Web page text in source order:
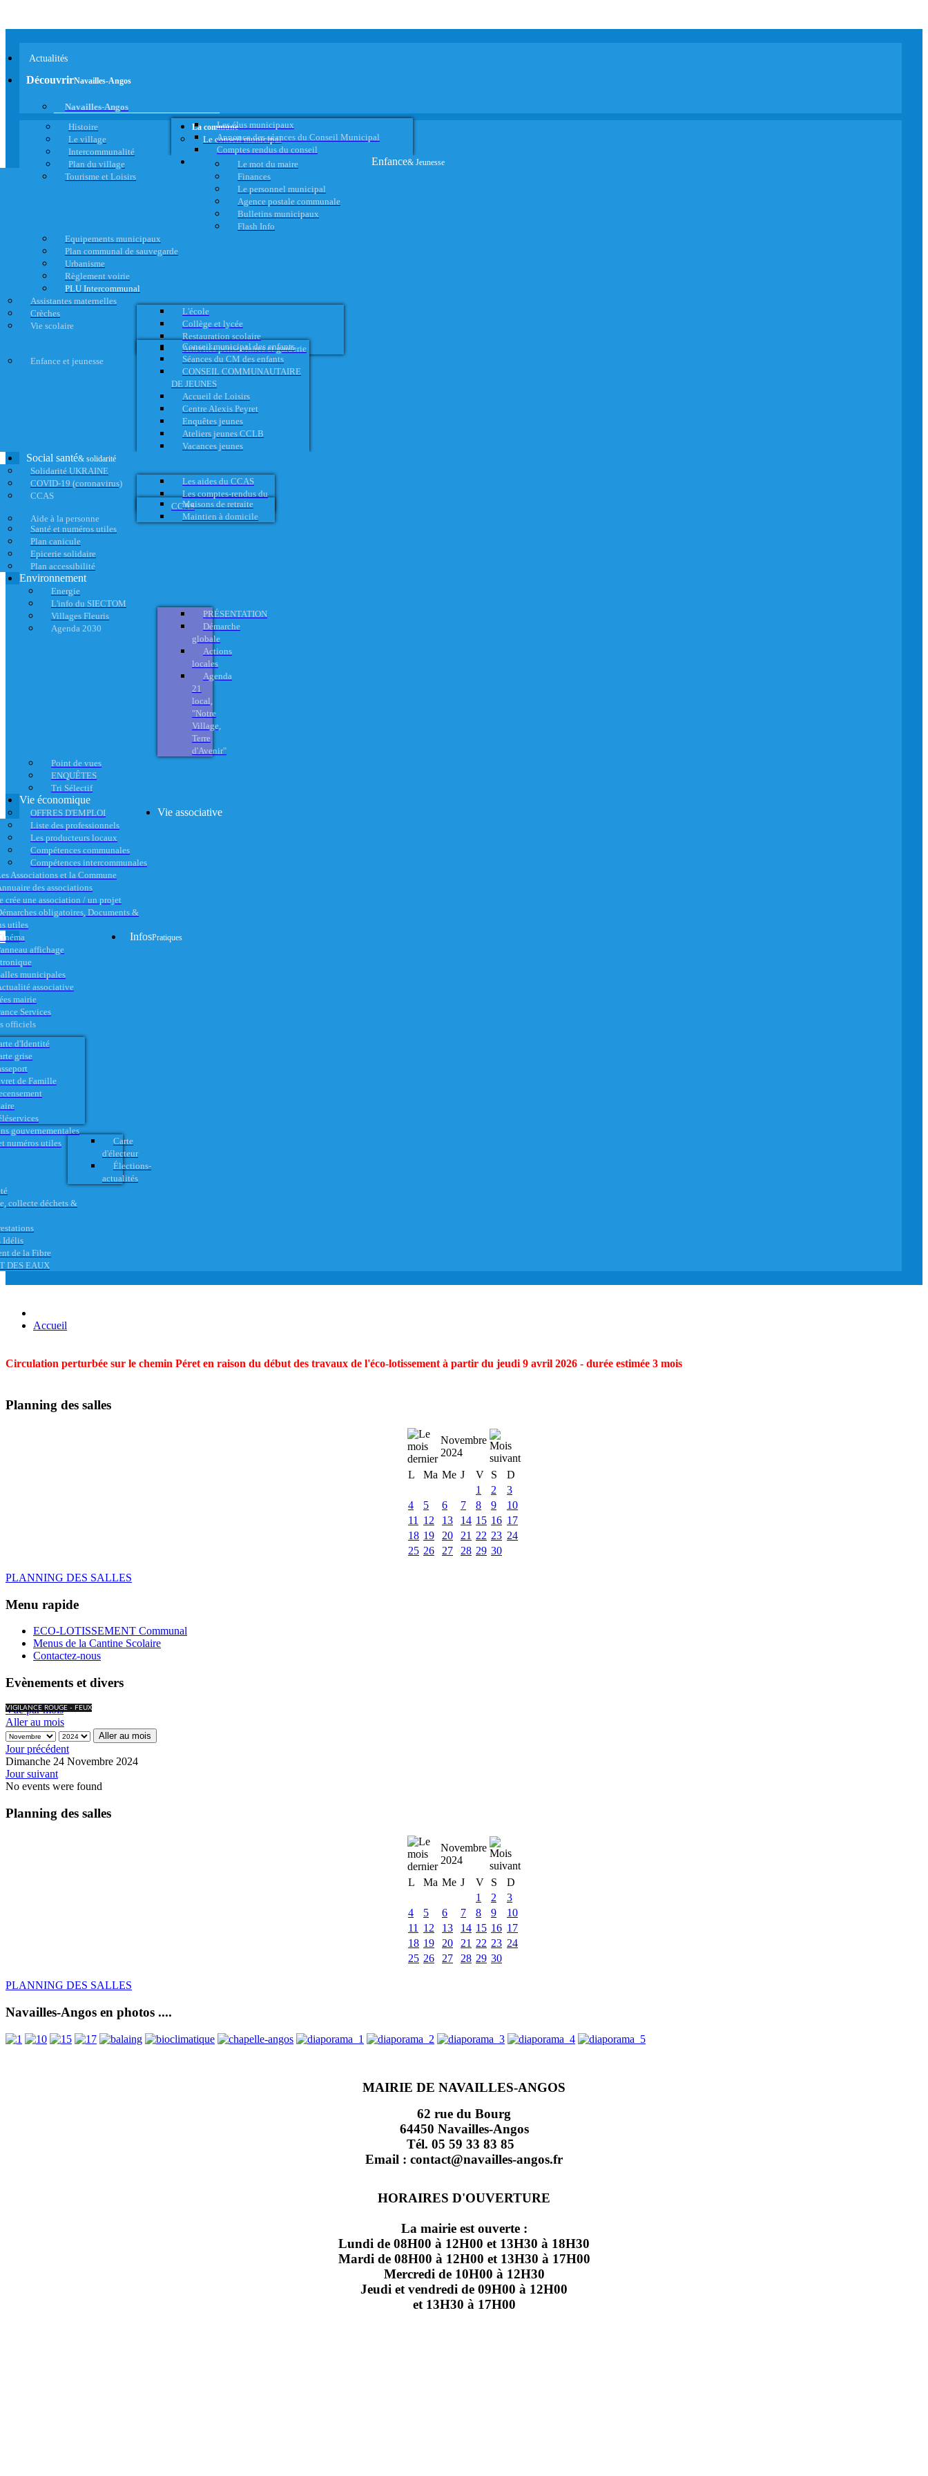
Actualités
DécouvrirNavailles-Angos
Navailles-Angos
Histoire
Le village
Intercommunalité
Plan du village
Tourisme et Loisirs
La commune
Le conseil municipal
Les élus municipaux
Annonce des séances du Conseil Municipal
Comptes rendus du conseil
Le mot du maire
Finances
Le personnel municipal
Agence postale communale
Bulletins municipaux
Flash Info
Equipements municipaux
Plan communal de sauvegarde
Urbanisme
Règlement voirie
PLU Intercommunal
Enfance& Jeunesse
Assistantes maternelles
Crèches
Vie scolaire
L'école
Collège et lycée
Restauration scolaire
Activités périscolaires et garderie
Enfance et jeunesse
Conseil municipal des enfants
Séances du CM des enfants
CONSEIL COMMUNAUTAIRE
DE JEUNES
Accueil de Loisirs
Centre Alexis Peyret
Enquêtes jeunes
Ateliers jeunes CCLB
Vacances jeunes
Social santé& solidarité
Solidarité UKRAINE
COVID-19 (coronavirus)
CCAS
Les aides du CCAS
Les comptes-rendus du
CCAS
Aide à la personne
Maisons de retraite
Maintien à domicile
Santé et numéros utiles
Plan canicule
Epicerie solidaire
Plan accessibilité
Environnement
Energie
L'info du SIECTOM
Villages Fleuris
Agenda 2030
PRÉSENTATION
Démarche
globale
Actions
locales
Agenda
21
local,
"Notre
Village,
Terre
d'Avenir"
Point de vues
ENQUÊTES
Tri Sélectif
Vie économique
OFFRES D'EMPLOI
Liste des professionnels
Les producteurs locaux
Compétences communales
Compétences intercommunales
Vie associative
Associations et la Commune
des associations
crée une association / un projet
obligatoires, Documents &
utiles
affichage
municipales
associative
InfosPratiques
mairie
Services
officiels
d'Identité
grise
de Famille
gouvernementales
numéros utiles
Carte
d'électeur
Élections-
actualités
collecte déchets &
Idélis
de la Fibre
DES EAUX
Accueil
Circulation perturbée sur le chemin Péret en raison du début des travaux de l'éco-lotissement à partir du jeudi 9 avril 2026 - durée estimée 3 mois
Planning des salles
Novembre
2024
L
Ma Me J V S
D
1
2
3
4
5 6 7 8 9
10
11
12 13 14 15 16 17
18 19 20 21 22 23 24
25 26 27 28 29 30
PLANNING DES SALLES
Menu rapide
ECO-LOTISSEMENT Communal
Menus de la Cantine Scolaire
Contactez-nous
Evènements et divers
VIGILANCE ROUGE - FEUX
Vue par mois
Aller au mois
Aller au mois
Jour précédent
Dimanche 24 Novembre 2024
Jour suivant
No events were found
Planning des salles
Novembre
2024
L
Ma Me J V S
D
1
2
3
4
5 6 7 8 9
10
11
12 13 14 15 16 17
18 19 20 21 22 23 24
25 26 27 28 29 30
PLANNING DES SALLES
Navailles-Angos en photos ....
MAIRIE DE NAVAILLES-ANGOS
62 rue du Bourg
64450 Navailles-Angos
Tél. 05 59 33 83 85
Email : contact@navailles-angos.fr
HORAIRES D'OUVERTURE
La mairie est ouverte :
Lundi de 08H00 à 12H00 et 13H30 à 18H30
Mardi de 08H00 à 12H00 et 13H30 à 17H00
Mercredi de 10H00 à 12H30
Jeudi et vendredi de 09H00 à 12H00
et 13H30 à 17H00